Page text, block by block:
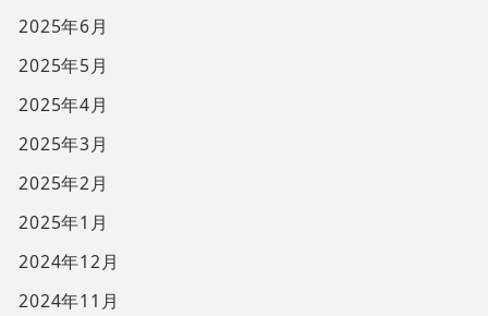
2025年6月
2025年5月
2025年4月
2025年3月
2025年2月
2025年1月
2024年12月
2024年11月